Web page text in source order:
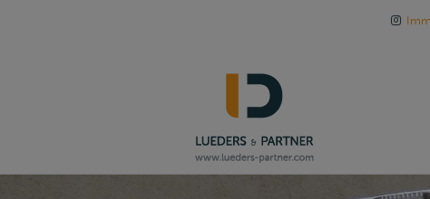
Navigation